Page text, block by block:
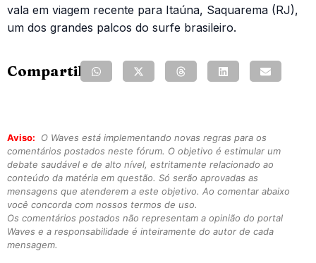
vala em viagem recente para Itaúna, Saquarema (RJ),
um dos grandes palcos do surfe brasileiro.
Compartilhe:
Aviso:
O Waves está implementando novas regras para os
comentários postados neste fórum. O objetivo é estimular um
debate saudável e de alto nível, estritamente relacionado ao
conteúdo da matéria em questão. Só serão aprovadas as
mensagens que atenderem a este objetivo. Ao comentar abaixo
você concorda com nossos termos de uso.
Os comentários postados não representam a opinião do portal
Waves e a responsabilidade é inteiramente do autor de cada
mensagem.